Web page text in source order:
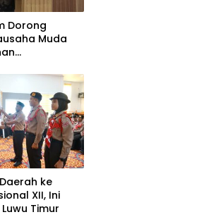
Dorong
Muda
ke
XII, Ini
Timur